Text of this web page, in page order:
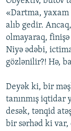
«Dartma, yaxam
alıb gedir.
olmayaraq,
Niyə ədəbi,
gözlənilir?! Hə,
Deyək ki, bir
tanınmış
desək, tənqid
bir sərhəd ki var,